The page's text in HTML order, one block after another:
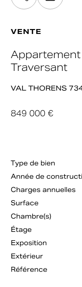
VENTE
Traversant
VAL THORENS
849 000 €
Type de bien
Année de
Charges annuelles
Surface
Chambre(s)
Étage
Exposition
Extérieur
Référence